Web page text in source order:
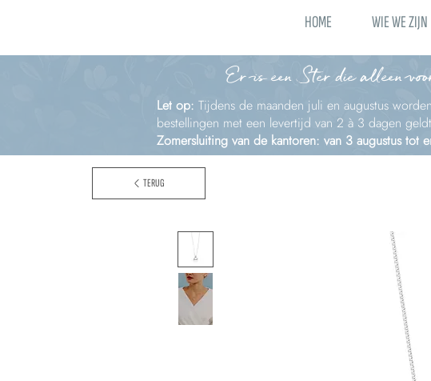
HOME WIE WE ZIJN
Er is een Ster die alleen
Let op: Tijdens de maanden juli en augustus
bestellingen met een levertijd van 2 à 3 dagen
Zomersluiting van de kantoren: van 3 augustus tot
TERUG